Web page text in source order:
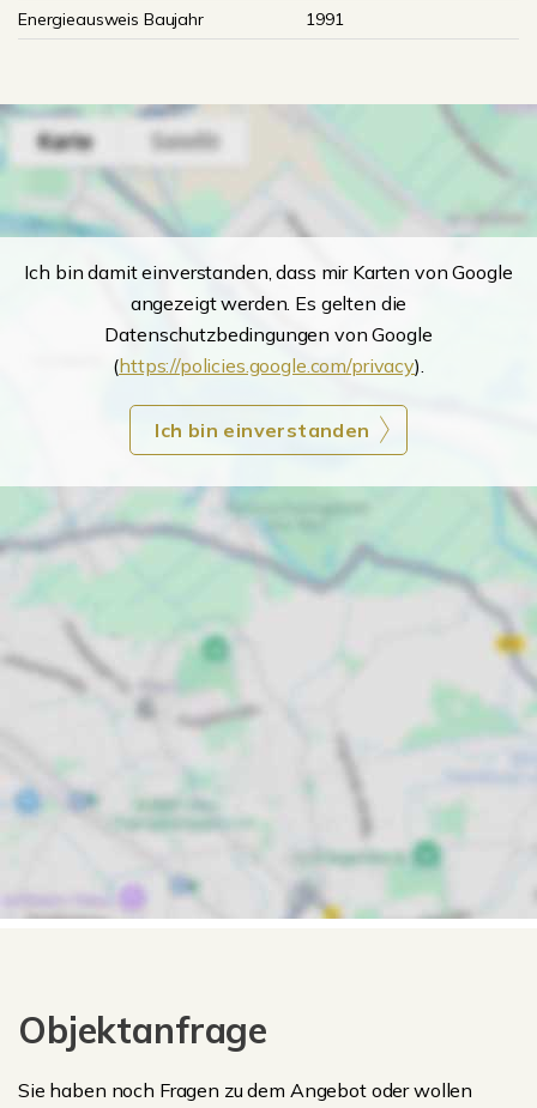
Energieausweis Baujahr
1991
Ich bin damit einverstanden, dass mir Karten von Google
angezeigt werden. Es gelten die
Datenschutzbedingungen von Google
(https://policies.google.com/privacy).
Ich bin einverstanden
Objektanfrage
Sie haben noch Fragen zu dem Angebot oder wollen